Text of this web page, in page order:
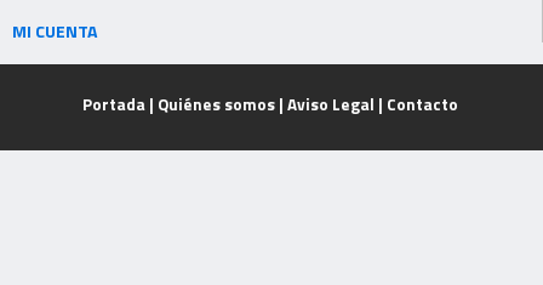
MI CUENTA
Portada | Quiénes somos| Aviso Legal | Contacto